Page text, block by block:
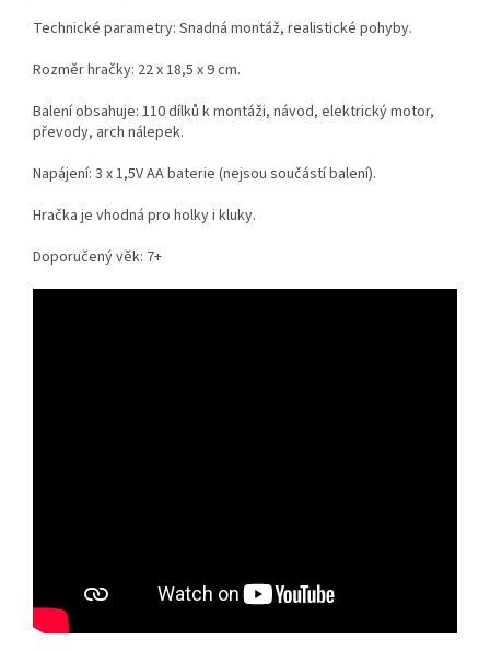
Technické parametry: Snadná montáž, realistické pohyby.
Rozměr hračky: 22 x 18,5 x 9 cm.
Balení obsahuje: 110 dílků k montáži, návod, elektrický motor,
převody, arch nálepek.
Napájení: 3 x 1,5V AA baterie (nejsou součástí balení).
Hračka je vhodná pro holky i kluky.
Doporučený věk: 7+